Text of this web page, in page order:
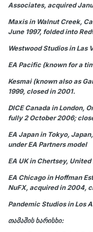
Associates, acquired
Maxis in Walnut Creek,
June 1997, folded into
Westwood Studios in Las
EA Pacific (known for a
Kesmai (known also as
1999, closed in 2001.
DICE Canada in London,
fully 2 October 2006;
EA Japan in Tokyo,
under EA Partners model
EA UK in Chertsey,
EA Chicago in Hoffman
NuFX, acquired in 2004,
Pandemic Studios in Los
თამაშის ხარისხი: